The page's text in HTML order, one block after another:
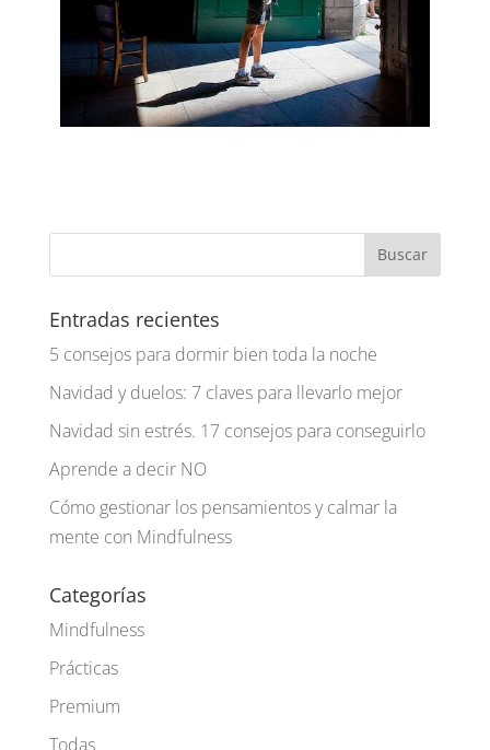
Entradas recientes
5 consejos para dormir bien toda la noche
Navidad y duelos: 7 claves para llevarlo mejor
Navidad sin estrés. 17 consejos para conseguirlo
Aprende a decir NO
Cómo gestionar los pensamientos y calmar la
mente con Mindfulness
Categorías
Mindfulness
Prácticas
Premium
Todas